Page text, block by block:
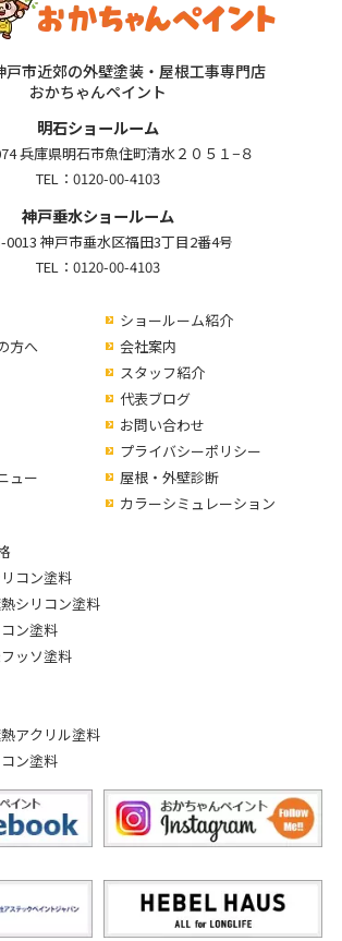
戸市近郊の外壁塗装・屋根工事専門店
おかちゃんペイント
明石ショールーム
兵庫県明石市魚住町清水２０５１−８
TEL： 0120-00-4103
神戸垂水ショールーム
0013 神戸市垂水区福田3丁目2番4号
TEL： 0120-00-4103
方へ
ショールーム紹介
会社案内
スタッフ紹介
代表ブログ
お問い合わせ
プライバシーポリシー
ュー
屋根・外壁診断
カラーシミュレーション
コン塗料
シリコン塗料
ン塗料
ッソ塗料
アクリル塗料
ン塗料